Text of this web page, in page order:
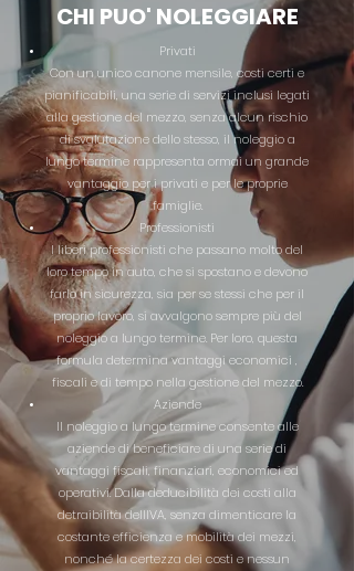
CHI PUO' NOLEGGIARE
Privati
Con un unico canone mensile, costi certi e
pianificabili, una serie di servizi inclusi legati
alla gestione del mezzo, senza alcun rischio
di svalutazione dello stesso, il noleggio a
lungo termine rappresenta ormai un grande
vantaggio per i privati e per le proprie
famiglie.
Professionisti
I liberi professionisti che passano molto del
loro tempo in auto, che si spostano e devono
farlo in sicurezza, sia per se stessi che per il
proprio lavoro, si avvalgono sempre più del
noleggio a lungo termine. Per loro, questa
formula determina vantaggi economici ,
fiscali e di tempo nella gestione del mezzo.
Aziende
Il noleggio a lungo termine consente alle
aziende di beneficiare di una serie di
vantaggi fiscali, finanziari, economici ed
operativi. Dalla deducibilità dei costi alla
detraibilità dellIVA, senza dimenticare la
costante efficienza e mobilità dei mezzi,
nonché la certezza dei costi e nessun